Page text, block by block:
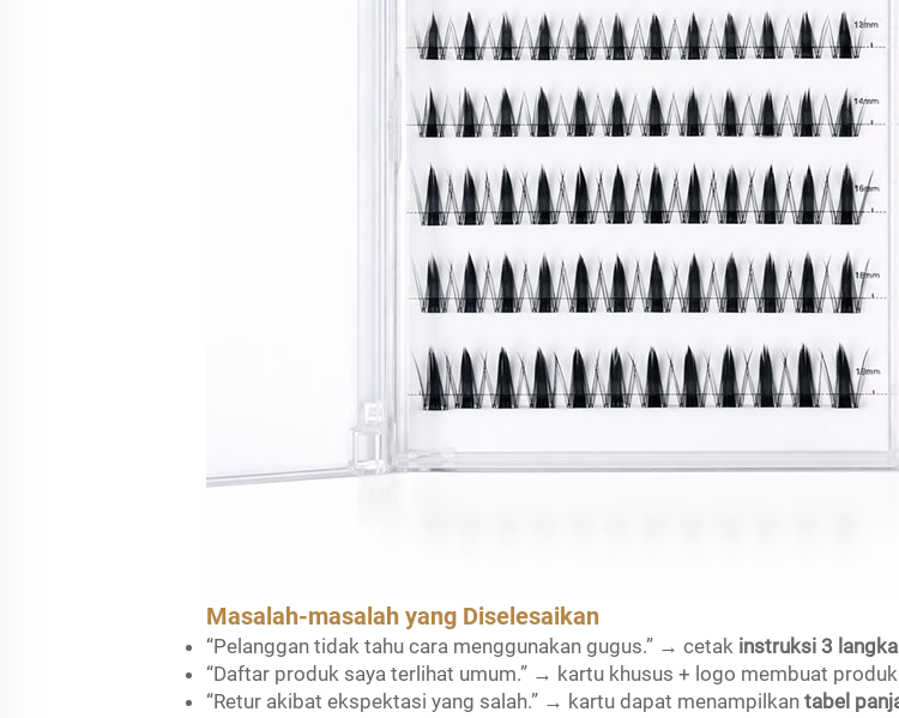
Masalah-masalah yang Diselesaikan
“Pelanggan tidak tahu cara menggunakan gugus.” → cetak instruksi 3
“Daftar produk saya terlihat umum.” → kartu khusus + logo membuat
“Retur akibat ekspektasi yang salah.” → kartu dapat menampilkan tabel